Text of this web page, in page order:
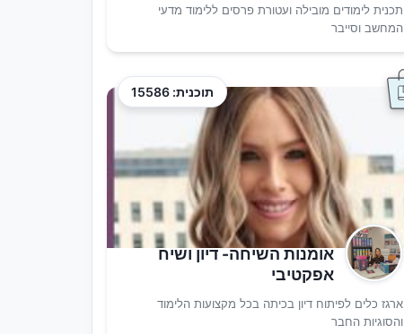
תכנית לימודים מובילה ועטורת פרסים ללימוד מדעי
המחשב וסייבר
תוכנית: 15586
אומנות השיחה- דיון ושיח
אפקטיבי
ארגז כלים לפיתוח דיון בכיתה בכל מקצועות הלימוד
והסוגיות החבר